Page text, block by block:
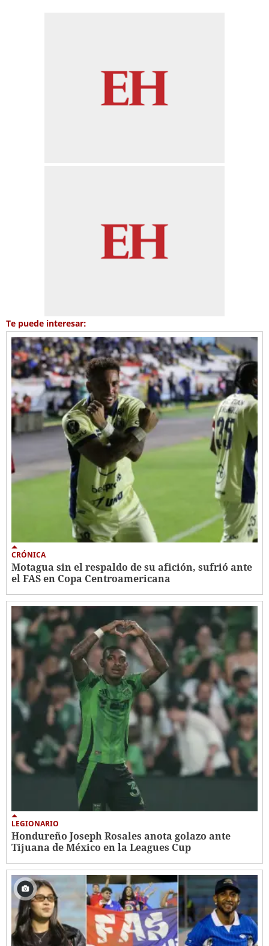
Te puede interesar:
CRÓNICA
Motagua sin el respaldo de su afición, sufrió ante
el FAS en Copa Centroamericana
LEGIONARIO
Hondureño Joseph Rosales anota golazo ante
Tijuana de México en la Leagues Cup